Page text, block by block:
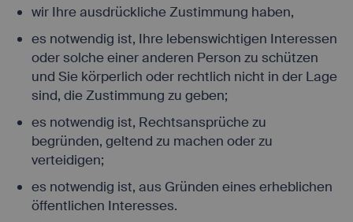
wir Ihre ausdrückliche Zustimmung haben,
es notwendig ist, Ihre lebenswichtigen Interessen
oder solche einer anderen Person zu schützen
und Sie körperlich oder rechtlich nicht in der Lage
sind, die Zustimmung zu geben;
es notwendig ist, Rechtsansprüche zu
begründen, geltend zu machen oder zu
verteidigen;
es notwendig ist, aus Gründen eines erheblichen
öffentlichen Interesses.